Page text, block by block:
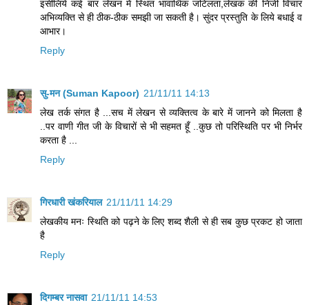
इसीलिये कई बार लेखन में स्थित भावार्थिक जटिलता,लेखक की निजी विचार
अभिव्यक्ति से ही ठीक-ठीक समझी जा सकती है। सुंदर प्रस्तुति के लिये बधाई व
आभार।
Reply
सु-मन (Suman Kapoor) 21/11/11 14:13
लेख तर्क संगत है ...सच में लेखन से व्यक्तित्व के बारे में जानने को मिलता है
..पर वाणी गीत जी के विचारों से भी सहमत हूँ ..कुछ तो परिस्थिति पर भी निर्भर
करता है ...
Reply
गिरधारी खंकरियाल 21/11/11 14:29
लेखकीय मनः स्थिति को पढ़ने के लिए शब्द शैली से ही सब कुछ प्रकट हो जाता
है
Reply
दिगम्बर नासवा 21/11/11 14:53